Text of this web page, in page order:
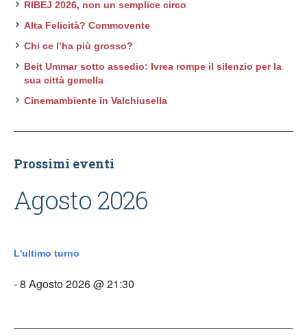
RIBEJ 2026, non un semplice circo
Alta Felicità? Commovente
Chi ce l’ha più grosso?
Beit Ummar sotto assedio: Ivrea rompe il silenzio per la
sua città gemella
Cinemambiente in Valchiusella
Prossimi eventi
Agosto 2026
L'ultimo turno
- 8 Agosto 2026 @ 21:30